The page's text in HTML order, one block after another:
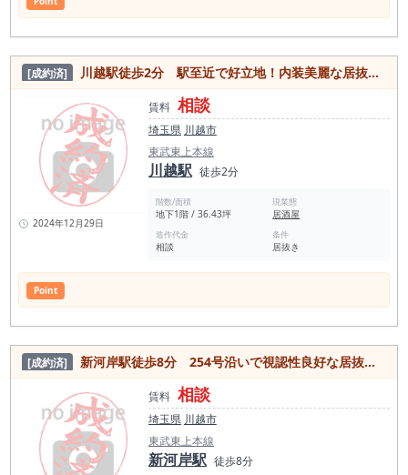
[成約済] 川越駅徒歩2分 駅至近で好立地！内装美麗な居抜き物件
2024年12月29日
賃料 相談
埼玉県 川越市
東武東上本線
川越駅 徒歩2分
階数/面積
地下1階 / 36.43坪
現業態
居酒屋
造作代金
相談
条件
居抜き
Point
[成約済] 新河岸駅徒歩8分 254号沿いで視認性良好な居抜き物件
賃料 相談
埼玉県 川越市
東武東上本線
新河岸駅 徒歩8分